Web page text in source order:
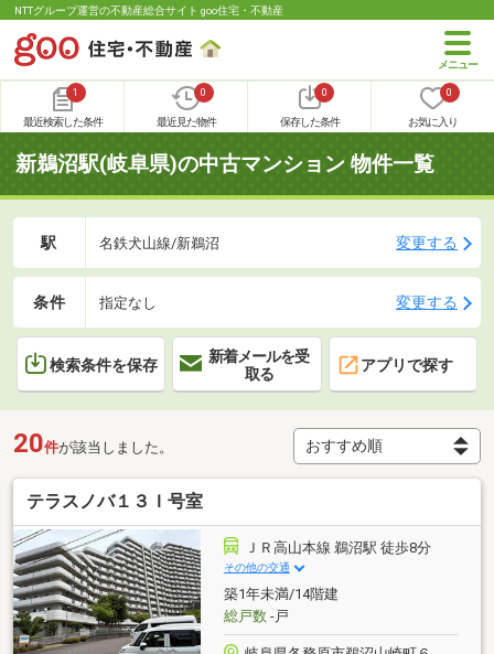
NTTグループ運営の不動産総合サイト goo住宅・不動産
1
最近検索した条件
0
最近見た物件
0
保存した条件
0
お気に入り
新鵜沼駅(岐阜県)の中古マンション 物件一覧
駅 名鉄犬山線/新鵜沼 変更する
条件 指定なし 変更する
検索条件を保存
新着メールを受
取る
アプリで探す
20件が該当しました。
テラスノバ１３Ｉ号室
ＪＲ高山本線 鵜沼駅 徒歩8分
その他の交通
築1年未満/14階建
総戸数-戸